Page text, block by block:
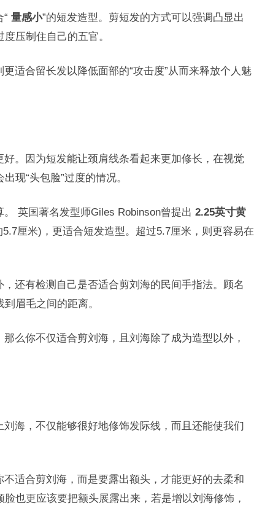
量感小”的短发造型。剪短发的方式可以强调凸显出
压制住自己的五官。
适合留长发以降低面部的“攻击度”从而来释放个人魅
。因为短发能让颈肩线条看起来更加修长，在视觉
现“头包脸”过度的情况。
英国著名发型师Giles Robinson曾提出 2.25英寸黄
厘米)，更适合短发造型。超过5.7厘米，则更容易在
还有检测自己是否适合剪刘海的民间手指法。顾名
眉毛之间的距离。
么你不仅适合剪刘海，且刘海除了成为造型以外，
海，不仅能够很好地修饰发际线，而且还能使我们
适合剪刘海，而是要露出额头，才能更好的去柔和
也更应该要把额头展露出来，若是增以刘海修饰，